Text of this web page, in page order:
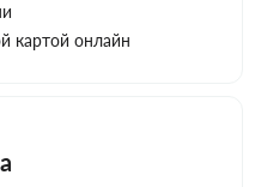
картой онлайн